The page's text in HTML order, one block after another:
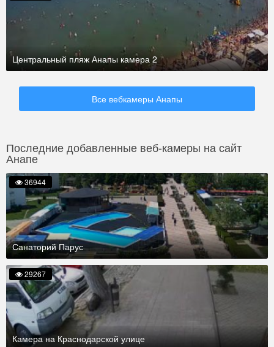
Центральный пляж Анапы камера 2
Все вебкамеры Анапы
Последние добавленные веб-камеры на сайт
Анапе
Санаторий Парус
36944
Камера на Краснодарской улице
29267